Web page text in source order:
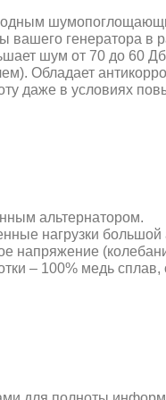
вашего генератора в
шум от 70 до 60
Обладает
даже в условиях
альтернатором.
нагрузки большой
напряжение
– 100% медь сплав,